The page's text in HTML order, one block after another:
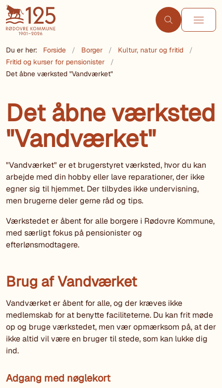
Du er her: Forside Borger
Kultur, natur og fritid
Fritid og kurser for pensionister
Det åbne værksted "Vandværket"
Det åbne værksted
"Vandværket"
"Vandværket" er et brugerstyret værksted, hvor du kan
arbejde med din hobby eller lave reparationer, der ikke
egner sig til hjemmet. Der tilbydes ikke undervisning,
men brugerne deler gerne råd og tips.
Værkstedet er åbent for alle borgere i Rødovre Kommune,
med særligt fokus på pensionister og
efterlønsmodtagere.
Brug af Vandværket
Vandværket er åbent for alle, og der kræves ikke
medlemskab for at benytte faciliteterne. Du kan frit møde
op og bruge værkstedet, men vær opmærksom på, at der
ikke altid vil være en bruger til stede, som kan lukke dig
ind.
Adgang med nøglekort